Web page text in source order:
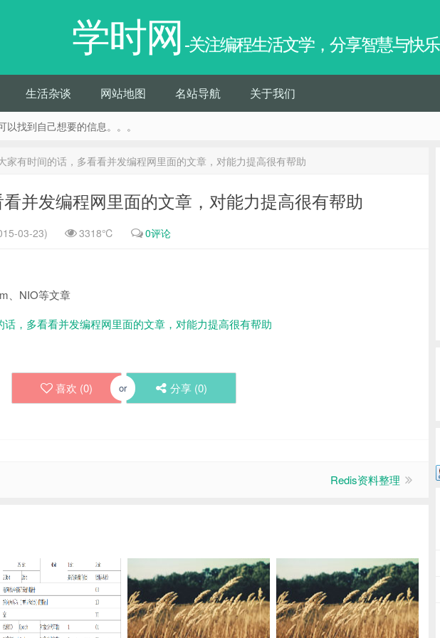
学时网 -关注编程生活文学，分享智慧与快乐
生活杂谈 网站地图 名站导航 关于我们
找到自己想要的信息。。。
家有时间的话，多看看并发编程网里面的文章，对能力提高很有帮助
并发编程网里面的文章，对能力提高很有帮助
03-23) 3318℃ 0评论
、NIO等文章
话，多看看并发编程网里面的文章，对能力提高很有帮助
喜欢 (0) or 分享 (0)
Redis资料整理